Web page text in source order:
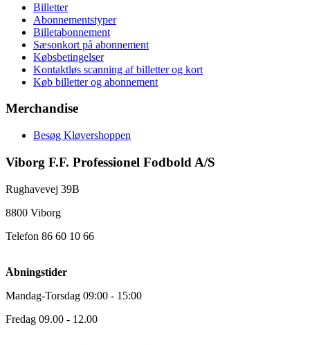
Billetter
Abonnementstyper
Billetabonnement
Sæsonkort på abonnement
Købsbetingelser
Kontaktløs scanning af billetter og kort
Køb billetter og abonnement
Merchandise
Besøg Kløvershoppen
Viborg F.F. Professionel Fodbold A/S
Rughavevej 39B
8800 Viborg
Telefon 86 60 10 66
Åbningstider
Mandag-Torsdag 09:00 - 15:00
Fredag 09.00 - 12.00